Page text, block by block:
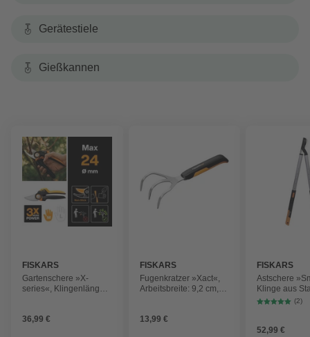
Gerätestiele
Gießkannen
FISKARS
Gartenschere »X-
series«, Klingenlänge:
36,99 €
FISKARS
Fugenkratzer »Xact«,
Arbeitsbreite: 9,2 cm,
13,99 €
FISKARS
Astschere
Klinge aus
Gartenarbeit
(2)
52,99 €